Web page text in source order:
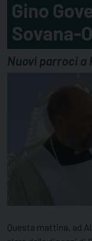
Gino
Sovana-
Nuovi parroci a
Questa mattina, ad